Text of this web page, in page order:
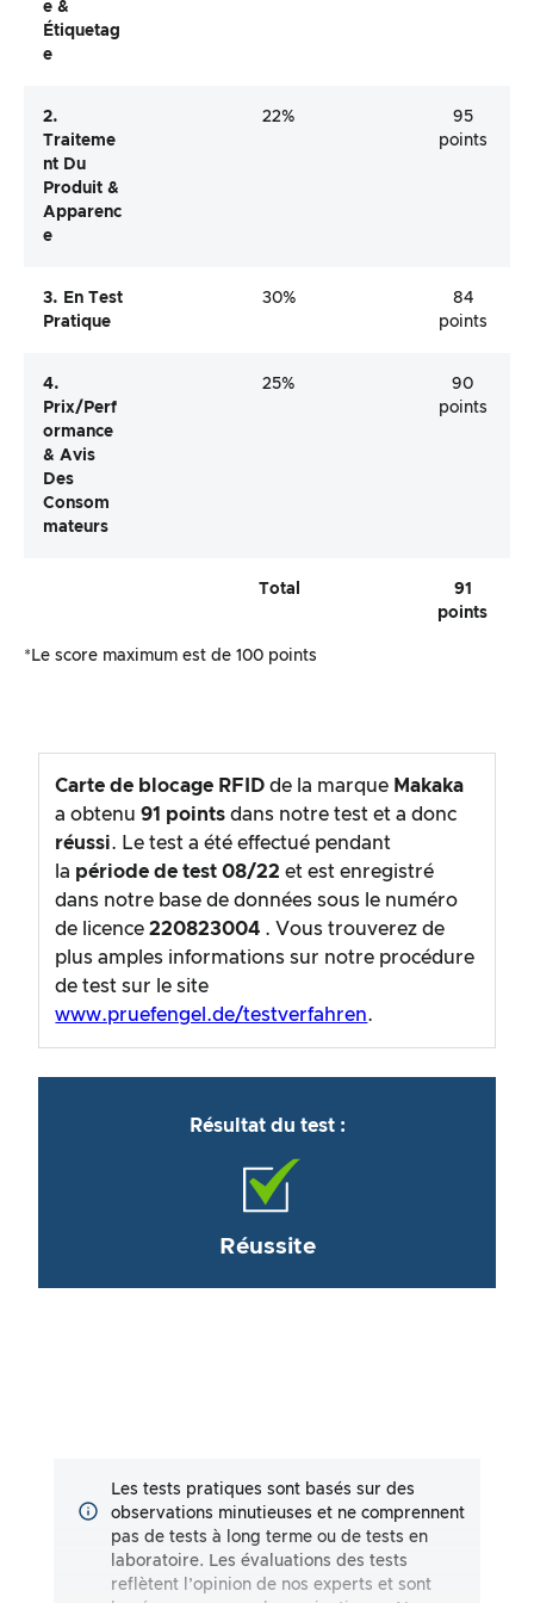
E &
Étiquetag
E
2.
Traiteme
Nt Du
Produit &
Apparenc
E
22%
95
points
3. En Test
Pratique
30%
84
points
4.
Prix/perf
Ormance
& Avis
Des
Consom
Mateurs
25%
90
points
Total
91
points
*Le score maximum est de 100 points
Carte de blocage RFID de la marque Makaka
a obtenu 91 pointsdans notre test et a donc
réussi. Le test a été effectué pendant
la période de test08/22 et est enregistré
dans notre base de données sous le numéro
de licence220823004 . Vous trouverez de
plus amples informations sur notre procédure
de test sur le site
www.pruefengel.de/testverfahren.
Résultat du test :
Réussite
Les tests pratiques sont basés sur des
observations minutieuses et ne comprennent
pas de tests à long terme ou de tests en
laboratoire. Les évaluations des tests
reflètent l’opinion de nos experts et sont